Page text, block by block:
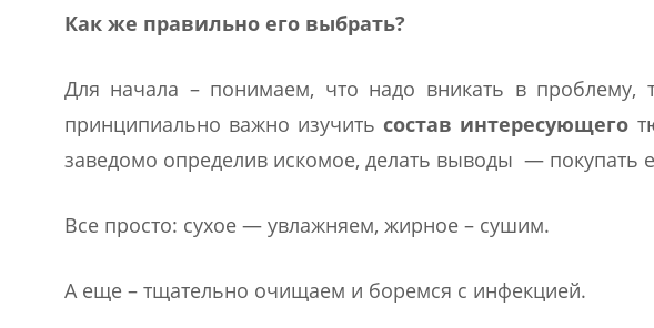
Как же правильно его выбрать?
Для начала – понимаем, что надо вникать в проблему,
принципиально важно изучитьсостав интересующего
заведомо определив искомое, делать выводы — покупать
Все просто: сухое — увлажняем, жирное – сушим.
А еще – тщательно очищаем и боремся с инфекцией.